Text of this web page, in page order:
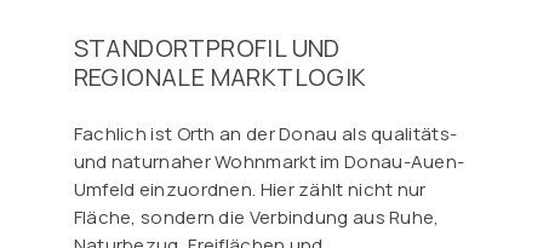
STANDORTPROFIL UND
REGIONALE MARKTLOGIK
Fachlich ist Orth an der Donau als qualitäts-
und naturnaher Wohnmarkt im Donau-Auen-
Umfeld einzuordnen. Hier zählt nicht nur
Fläche, sondern die Verbindung aus Ruhe,